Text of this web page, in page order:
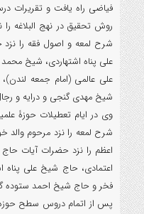
فیاضی راه یافت و تقریرات
روش تحقیق در نهج
شرح لمعه و اصول فقه را
علی پناه اشتهاردی، شیخ
علی عالمی (امام جمعه
شیخ مهدی گنجی و درایه و رجال
وی در ایام تعطیلات حوزۀ
شرح لمعه را نزد مرحوم
اعظم را نزد حضرات آیات
اعتمادی، حاج شیخ علی پناه
فخر و حاج شیخ احمد ستوده
پس از اتمام دروس سطح